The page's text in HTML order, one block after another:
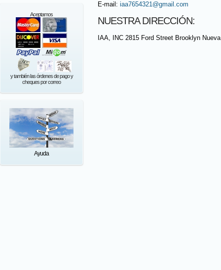
Aceptamos
y también las órdenes de pago y
cheques por correo
Ayuda
E-mail: iaa7654321@gmail.com
NUESTRA DIRECCIÓN:
IAA, INC 2815 Ford Street Brooklyn